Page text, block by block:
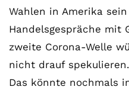
Wahlen in Amerika
Handelsgespräche mit
zweite Corona-Welle
nicht drauf spekulieren.
Das könnte nochmals